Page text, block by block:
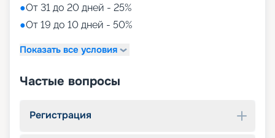
●От 31 до 20 дней - 25%
●От 19 до 10 дней - 50%
Показать все условия
Частые вопросы
Регистрация